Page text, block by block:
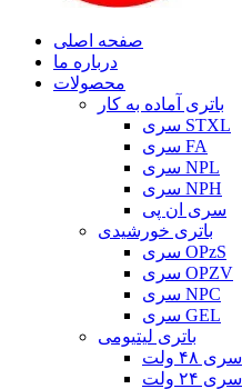
صفحه اصلی
درباره ما
محصولات
باتری آماده به کار
سری STXL
سری FA
سری NPL
سری NPH
سری ان پی
باتری خورشیدی
سری OPzS
سری OPZV
سری NPC
سری GEL
باتری لیتیومی
سری ۴۸ ولت
سری ۲۴ ولت